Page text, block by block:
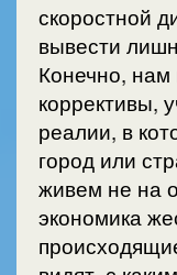
скоростной
вывести
Конечно, нам
коррективы,
реалии, в
город или
живем не на
экономика